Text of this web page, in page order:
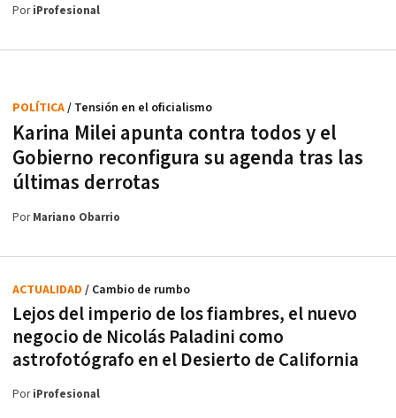
PoriProfesional
Karina Milei apunta contra todos y el
Gobierno reconfigura su agenda tras las
últimas derrotas
POLÍTICA/ Tensión en el oficialismo
PorMariano Obarrio
Lejos del imperio de los fiambres, el nuevo
negocio de Nicolás Paladini como
astrofotógrafo en el Desierto de California
ACTUALIDAD / Cambio de rumbo
PoriProfesional